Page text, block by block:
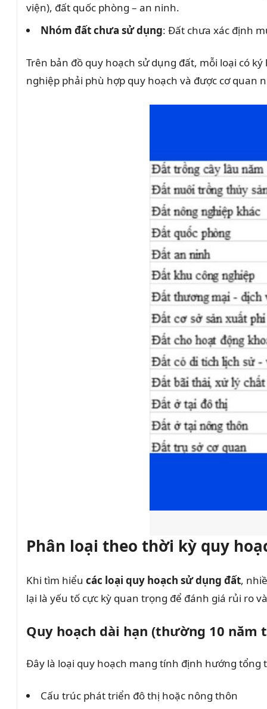
viện), đất quốc phòng – an ninh.
Nhóm đất chưa sử dụng: Đất chưa xác định
Trên bản đồ quy hoạch sử dụng đất, mỗi loại có
nghiệp phải phù hợp quy hoạch và được cơ quan
Phân loại theo thời kỳ quy
Khi tìm hiểu các loại quy hoạch sử dụng đất,
lại là yếu tố cực kỳ quan trọng để đánh giá rủi ro
Quy hoạch dài hạn (thường 10 năm
Đây là loại quy hoạch mang tính định hướng tổng
Cấu trúc phát triển đô thị hoặc nông thôn